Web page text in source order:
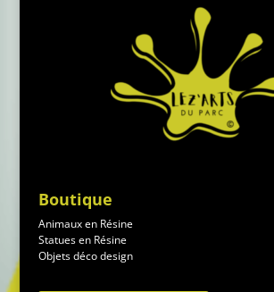
Boutique
Animaux en Résine
Statues en Résine
Objets déco design